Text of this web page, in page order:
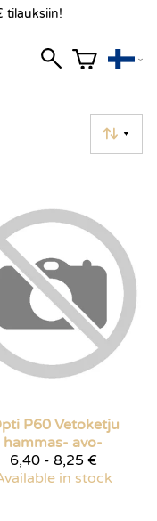
tilauksiin!
▼
P60 Vetoketju
hammas- avo-
6,40 - 8,25 €
in stock